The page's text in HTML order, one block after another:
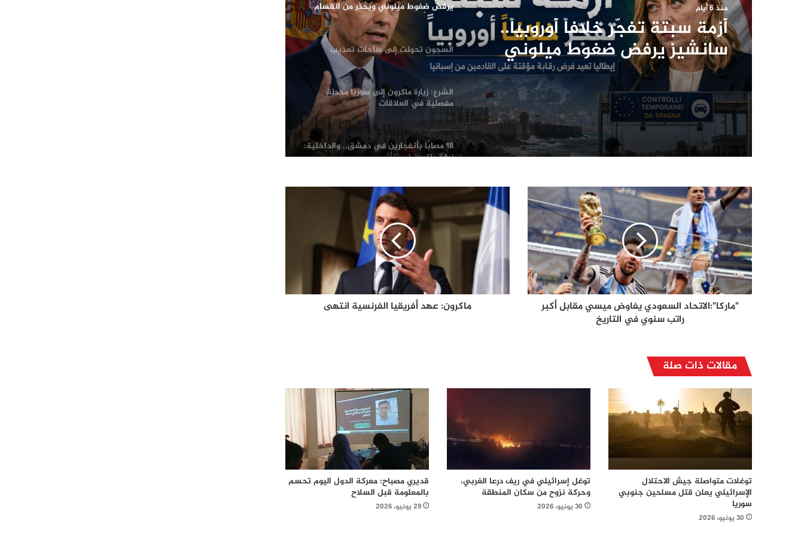
منذ 6 أيام
أزمة سبتة تفجّر خلافاً أوروبياً..
سانشيز يرفض ضغوط ميلوني
ويحذّر من انقسام الاتحاد
الأوروبي
يرفض ضغوط ميلوني ويحذّر من انقسام
الاتحاد الأوروبي
السجون تحولت إلى ساحات تعذيب
الشرع: زيارة ماكرون إلى سوريا محطة
مفصلية في العلاقات
18 مصابًا بانفجارين في دمشق.. والداخلية:
زيارة ماكرون لم تتأثر
غزة تمهد لتسليم إدارة القطاع.. حل لجنة
متابعة العمل الحكومي ونقل صلاحياتها
تحذير من خطر يهدد الطبيب حسام أبو
صفي
تصعيد إسرائيلي جديد، يستهدف ريفي
النقب.. تصعيد بحق الأسرى والصليب
الأحمر ينتظر الإذن
لماذا يفكر الشباب العربي في الهجرة؟
أرقام تكشف الدول الأكثر رغبة
وسيناريوهات الملف حتى 2030
"ماركا":الاتحاد السعودي يفاوض ميسي مقابل أكبر
راتب سنوي في التاريخ
ماكرون: عهد أفريقيا الفرنسية انتهى
مقالات ذات صلة
توغلات متواصلة جيش الاحتلال
الإسرائيلي يعلن قتل مسلحين جنوبي
سوريا
30 يونيو، 2026
توغل إسرائيلي في ريف درعا الغربي،
وحركة نزوح من سكان المنطقة
30 يونيو، 2026
قديري مصباح: معركة الدول اليوم تحسم
بالمعلومة قبل السلاح
29 يونيو، 2026